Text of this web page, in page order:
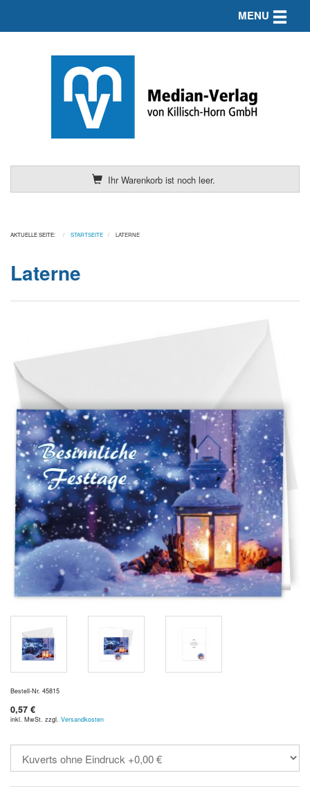
Ihr Warenkorb ist noch leer.
MENU Toggle
AKTUELLE SEITE: STARTSEITE LATERNE
Laterne
Bestell-Nr. 45815
0,57 €
inkl. MwSt. zzgl. Versandkosten